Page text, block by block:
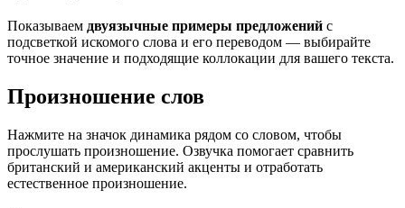
Показываем двуязычные примеры предложений с
подсветкой искомого слова и его переводом — выбирайте
точное значение и подходящие коллокации для вашего текста.
Произношение слов
Нажмите на значок динамика рядом со словом, чтобы
прослушать произношение. Озвучка помогает сравнить
британский и американский акценты и отработать
естественное произношение.